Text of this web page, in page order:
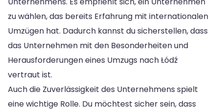
zu wählen, das bereits Erfahrung mit internationalen
Umzügen hat. Dadurch kannst du sicherstellen, dass
das Unternehmen mit den Besonderheiten und
Herausforderungen eines Umzugs nach Łódź
vertraut ist.
Auch die Zuverlässigkeit des Unternehmens spielt
eine wichtige Rolle. Du möchtest sicher sein, dass